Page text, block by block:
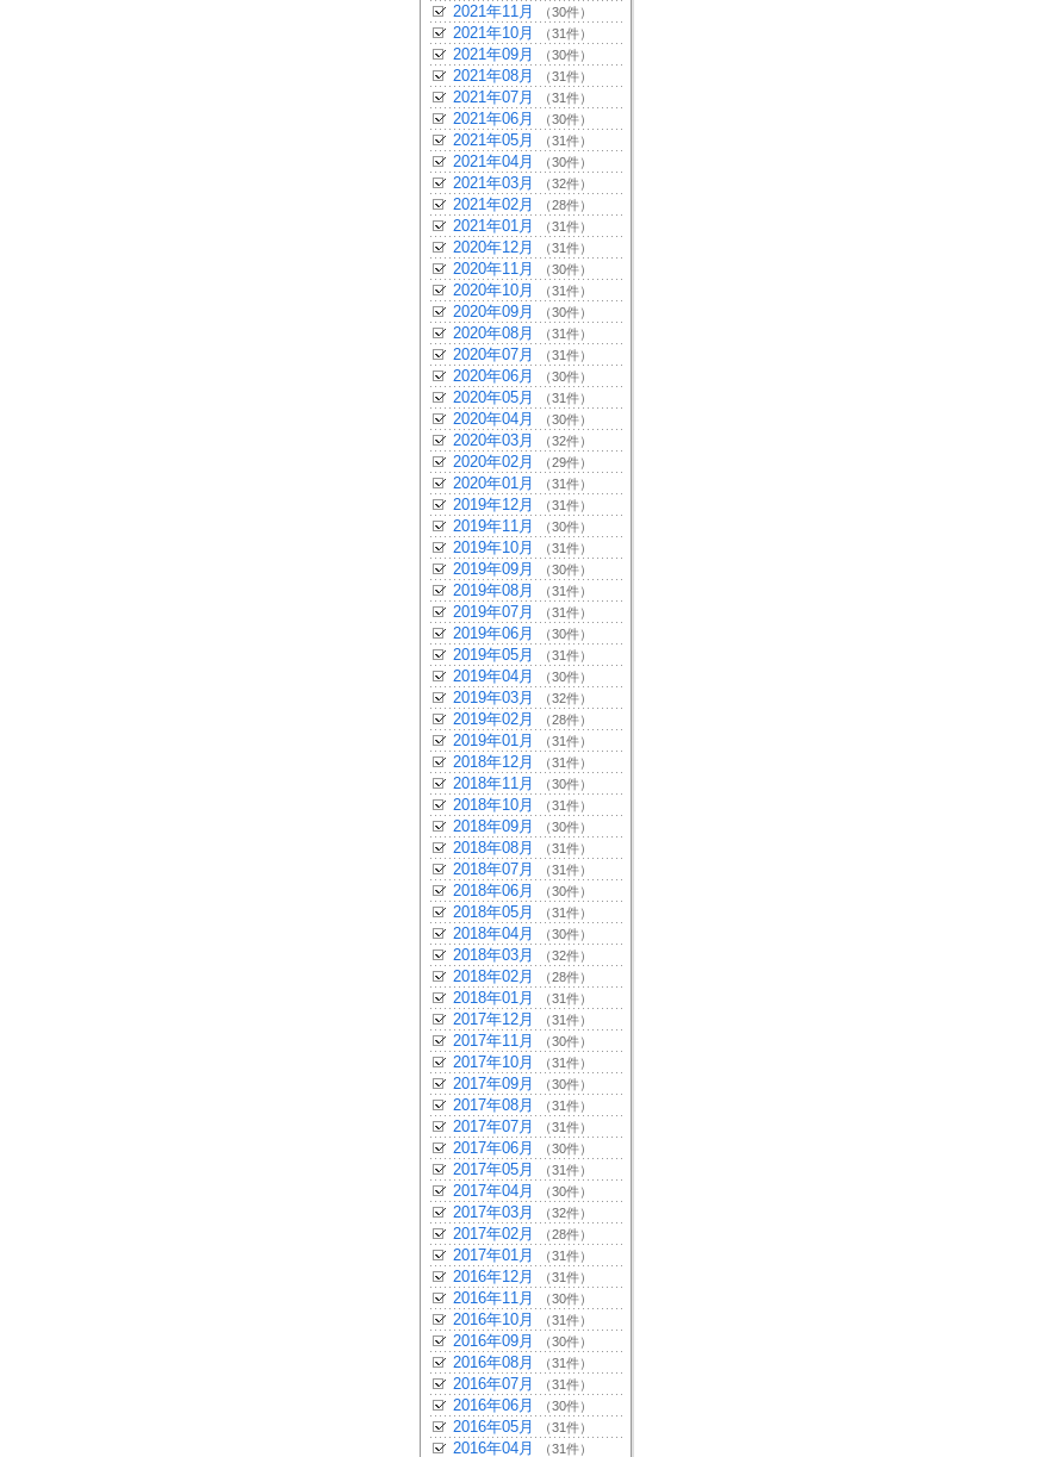
2021年11月 （30件）
2021年10月 （31件）
2021年09月 （30件）
2021年08月 （31件）
2021年07月 （31件）
2021年06月 （30件）
2021年05月 （31件）
2021年04月 （30件）
2021年03月 （32件）
2021年02月 （28件）
2021年01月 （31件）
2020年12月 （31件）
2020年11月 （30件）
2020年10月 （31件）
2020年09月 （30件）
2020年08月 （31件）
2020年07月 （31件）
2020年06月 （30件）
2020年05月 （31件）
2020年04月 （30件）
2020年03月 （32件）
2020年02月 （29件）
2020年01月 （31件）
2019年12月 （31件）
2019年11月 （30件）
2019年10月 （31件）
2019年09月 （30件）
2019年08月 （31件）
2019年07月 （31件）
2019年06月 （30件）
2019年05月 （31件）
2019年04月 （30件）
2019年03月 （32件）
2019年02月 （28件）
2019年01月 （31件）
2018年12月 （31件）
2018年11月 （30件）
2018年10月 （31件）
2018年09月 （30件）
2018年08月 （31件）
2018年07月 （31件）
2018年06月 （30件）
2018年05月 （31件）
2018年04月 （30件）
2018年03月 （32件）
2018年02月 （28件）
2018年01月 （31件）
2017年12月 （31件）
2017年11月 （30件）
2017年10月 （31件）
2017年09月 （30件）
2017年08月 （31件）
2017年07月 （31件）
2017年06月 （30件）
2017年05月 （31件）
2017年04月 （30件）
2017年03月 （32件）
2017年02月 （28件）
2017年01月 （31件）
2016年12月 （31件）
2016年11月 （30件）
2016年10月 （31件）
2016年09月 （30件）
2016年08月 （31件）
2016年07月 （31件）
2016年06月 （30件）
2016年05月 （31件）
2016年04月 （31件）